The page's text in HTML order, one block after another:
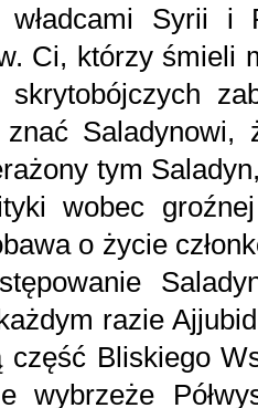
władcami Syrii
Ci, którzy śmieli
znać
tym
wobec
o życie
razie
część Bliskiego
wybrzeże